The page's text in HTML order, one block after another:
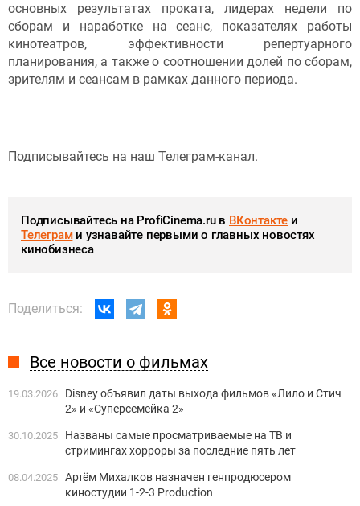
основных результатах проката, лидерах недели по
сборам и наработке на сеанс, показателях работы
кинотеатров, эффективности репертуарного
планирования, а также о соотношении долей по сборам,
зрителям и сеансам в рамках данного периода.
Подписывайтесь на наш Телеграм-канал.
Подписывайтесь на ProfiCinema.ru в ВКонтакте и
Телеграми узнавайте первыми о главных новостях
кинобизнеса
Поделиться:
Все новости о фильмах
19.03.2026
Disney объявил даты выхода фильмов «Лило и Стич
2» и «Суперсемейка 2»
30.10.2025
Названы самые просматриваемые на ТВ и
стримингах хорроры за последние пять лет
08.04.2025 Артём Михалков назначен генпродюсером
киностудии 1-2-3 Production